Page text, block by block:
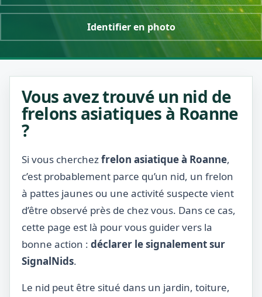
Identifier en photo
Vous avez trouvé un nid de
frelons asiatiques à Roanne
?
Si vous cherchezfrelon asiatique à Roanne,
c’est probablement parce qu’un nid, un frelon
à pattes jaunes ou une activité suspecte vient
d’être observé près de chez vous. Dans ce cas,
cette page est là pour vous guider vers la
bonne action : déclarer le signalement sur
SignalNids.
Le nid peut être situé dans un jardin, toiture,